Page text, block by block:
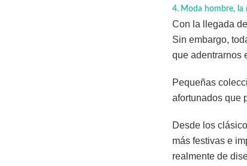
Moda hombre, la
Con la llegada
Sin embargo,
que adentrarnos
Pequeñas
afortunados que
Desde los
más festivas e
realmente de